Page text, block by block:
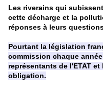
Les riverains qui
cette décharge et la
réponses à leurs
Pourtant la législation
commission chaque
représentants de l'ETAT
obligation.